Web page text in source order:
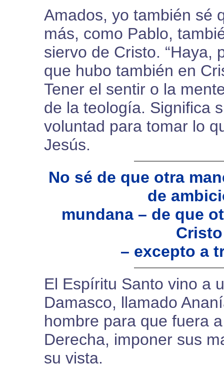
Amados, yo también sé
más, como Pablo,
siervo de Cristo. “Haya,
que hubo también en
Tener el sentir o la
de la teología. Significa
voluntad para tomar lo
Jesús.
No sé de que otra
de
mundana – de que
– excepto a
El Espíritu Santo vino a
Damasco, llamado
hombre para que fuera
Derecha, imponer sus
su vista.